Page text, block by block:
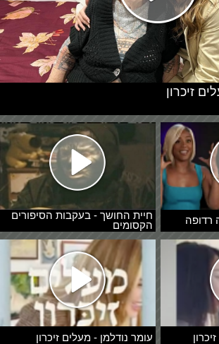
רדופה
חיית החושך - בעקבות הסיפורים
הקסומים
עומר נודלמן - מעלים זיכרון
זיכרון